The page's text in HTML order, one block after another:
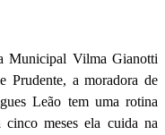
Municipal Vilma Gianotti
Prudente, a moradora de
Leão tem uma rotina
meses ela cuida na